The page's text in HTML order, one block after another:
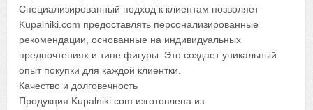
Специализированный подход к клиентам позволяет
Kupalniki.com предоставлять персонализированные
рекомендации, основанные на индивидуальных
предпочтениях и типе фигуры. Это создает уникальный
опыт покупки для каждой клиентки.
Качество и долговечность
Продукция Kupalniki.com изготовлена из